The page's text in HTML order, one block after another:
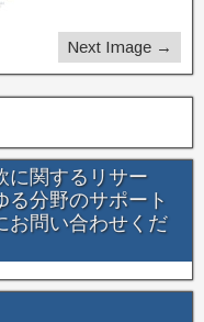
Next Image →
に関するリサー
る分野のサポート
お問い合わせくだ